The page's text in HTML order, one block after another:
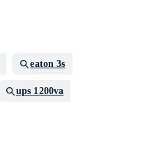
eaton 3s
ups 1200va